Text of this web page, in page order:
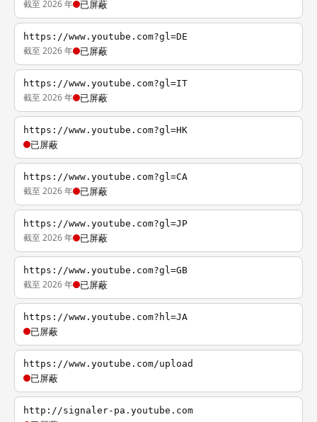
截至 2026 年 已屏蔽
https://www.youtube.com?gl=DE
截至 2026 年 已屏蔽
https://www.youtube.com?gl=IT
截至 2026 年 已屏蔽
https://www.youtube.com?gl=HK
已屏蔽
https://www.youtube.com?gl=CA
截至 2026 年 已屏蔽
https://www.youtube.com?gl=JP
截至 2026 年 已屏蔽
https://www.youtube.com?gl=GB
截至 2026 年 已屏蔽
https://www.youtube.com?hl=JA
已屏蔽
https://www.youtube.com/upload
已屏蔽
http://signaler-pa.youtube.com